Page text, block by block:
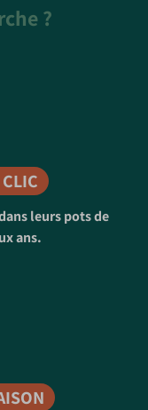
?
leurs pots de
ans.